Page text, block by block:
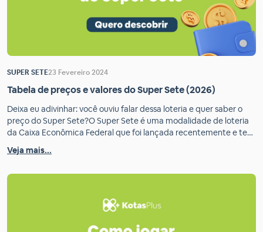
SUPER SETE23 Fevereiro 2024
Tabela de preços e valores do Super Sete (2026)
Deixa eu adivinhar: você ouviu falar dessa loteria e quer saber o
preço do Super Sete?O Super Sete é uma modalidade de loteria
da Caixa Econômica Federal que foi lançada recentemente e tem
feito bastante sucesso entre os apostadores.Nesse jogo você
precisa escolher sete números entre 0 e 9.O sorteio é realizado
Veja mais...